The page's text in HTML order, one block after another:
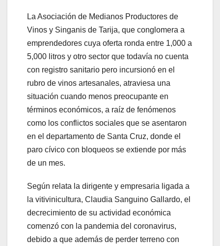
La Asociación de Medianos Productores de
Vinos y Singanis de Tarija, que conglomera a
emprendedores cuya oferta ronda entre 1,000 a
5,000 litros y otro sector que todavía no cuenta
con registro sanitario pero incursionó en el
rubro de vinos artesanales, atraviesa una
situación cuando menos preocupante en
términos económicos, a raíz de fenómenos
como los conflictos sociales que se asentaron
en el departamento de Santa Cruz, donde el
paro cívico con bloqueos se extiende por más
de un mes.
Según relata la dirigente y empresaria ligada a
la vitivinicultura, Claudia Sanguino Gallardo, el
decrecimiento de su actividad económica
comenzó con la pandemia del coronavirus,
debido a que además de perder terreno con